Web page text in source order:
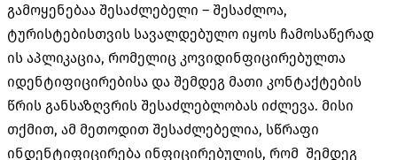
გამოყენებაა შესაძლებელი – შესაძლოა,
ტურისტებისთვის სავალდებულო იყოს ჩამოსაწერად
ის აპლიკაცია, რომელიც კოვიდინფიცირებულთა
იდენტიფიცირებისა და შემდეგ მათი კონტაქტების
წრის განსაზღვრის შესაძლებლობას იძლევა. მისი
თქმით, ამ მეთოდით შესაძლებელია, სწრაფი
ინდენტიფიცირება ინფიცირებულის, რომ შემდეგ